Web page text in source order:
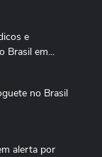
e
Brasil em...
no Brasil
alerta por